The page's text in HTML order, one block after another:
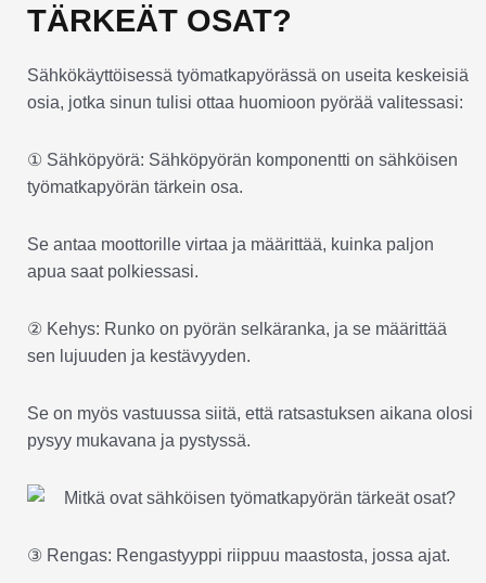
TÄRKEÄT OSAT?
Sähkökäyttöisessä työmatkapyörässä on useita keskeisiä
osia, jotka sinun tulisi ottaa huomioon pyörää valitessasi:
① Sähköpyörä: Sähköpyörän komponentti on sähköisen
työmatkapyörän tärkein osa.
Se antaa moottorille virtaa ja määrittää, kuinka paljon
apua saat polkiessasi.
② Kehys: Runko on pyörän selkäranka, ja se määrittää
sen lujuuden ja kestävyyden.
Se on myös vastuussa siitä, että ratsastuksen aikana olosi
pysyy mukavana ja pystyssä.
③ Rengas: Rengastyyppi riippuu maastosta, jossa ajat.